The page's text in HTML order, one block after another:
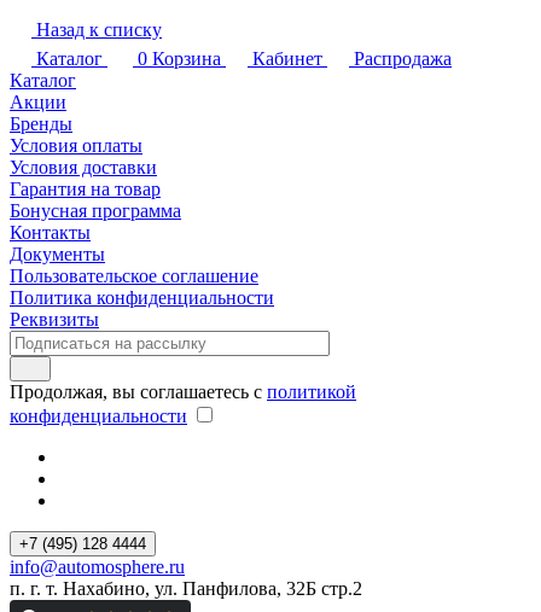
Назад к списку
Каталог
0 Корзина Кабинет
Распродажа
Каталог
Акции
Бренды
Условия оплаты
Условия доставки
Гарантия на товар
Бонусная программа
Контакты
Документы
Пользовательское соглашение
Политика конфиденциальности
Реквизиты
Продолжая, вы соглашаетесь с политикой
конфиденциальности
+7 (495) 128 4444
info@automosphere.ru
п. г. т. Нахабино, ул. Панфилова, 32Б стр.2